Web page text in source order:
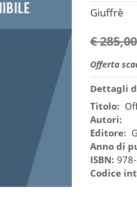
Giuffrè
€ 285,00
Offerta
Dettagli
Titolo:
Autori:
Editore:
Anno di
ISBN:
Codice